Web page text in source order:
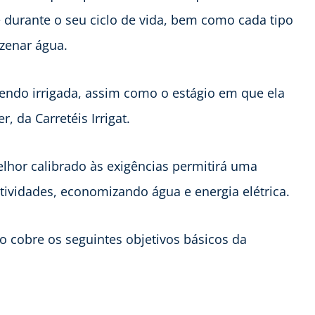
o seu ciclo de vida, bem como cada tipo
água.
irrigada, assim como o estágio em que ela
da Carretéis Irrigat.
calibrado às exigências permitirá uma
economizando água e energia elétrica.
cobre os seguintes objetivos básicos da